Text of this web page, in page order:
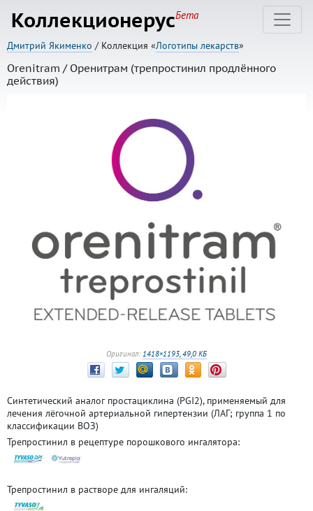
КоллекционерусБета
Дмитрий Якименко / Коллекция «Логотипы лекарств»
Orenitram / Оренитрам (трепростинил продлённого
действия)
Оригинал: 1418×1193, 49,0 КБ
Синтетический аналог простациклина (PGI2), применяемый для
лечения лёгочной артериальной гипертензии (ЛАГ; группа 1 по
классификации ВОЗ)
Трепростинил в рецептуре порошкового ингалятора:
Трепростинил в растворе для ингаляций: